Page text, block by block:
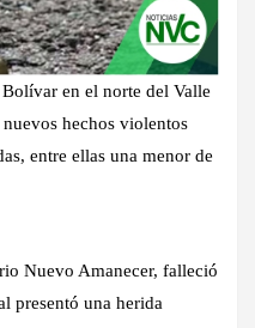
en el norte del Valle
hechos violentos
entre ellas una menor de
Nuevo Amanecer, falleció
presentó una herida